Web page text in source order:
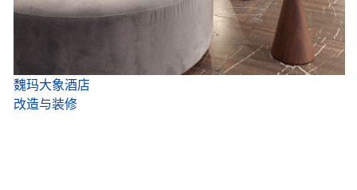
魏玛大象酒店
改造与装修